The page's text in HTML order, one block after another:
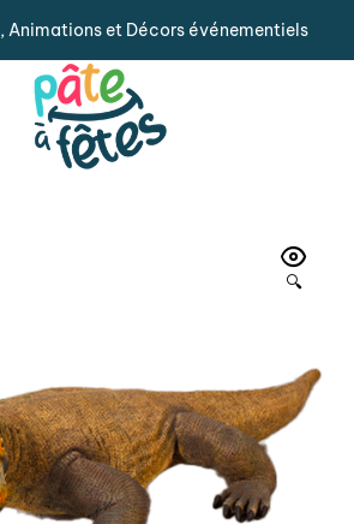
Animations et Décors événementiels
🔍